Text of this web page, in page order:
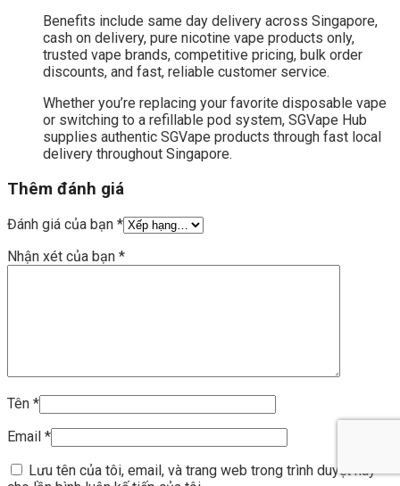
Benefits include same day delivery across Singapore,
cash on delivery, pure nicotine vape products only,
trusted vape brands, competitive pricing, bulk order
discounts, and fast, reliable customer service.
Whether you’re replacing your favorite disposable vape
or switching to a refillable pod system, SGVape Hub
supplies authentic SGVape products through fast local
delivery throughout Singapore.
Thêm đánh giá
Đánh giá của bạn *
Nhận xét của bạn *
Tên *
Email *
Lưu tên của tôi, email, và trang web trong trình duyệt này